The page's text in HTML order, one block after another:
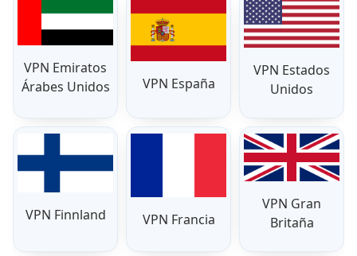
VPN Emiratos
Árabes Unidos
VPN España
VPN Estados
Unidos
VPN Finnland VPN Francia
VPN Gran
Britaña